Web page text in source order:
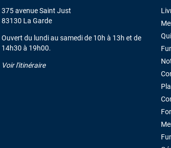
375 avenue Saint Just
83130 La Garde
Ouvert du lundi au samedi de 10h à 13h et de
14h30 à 19h00.
Voir l'itinéraire